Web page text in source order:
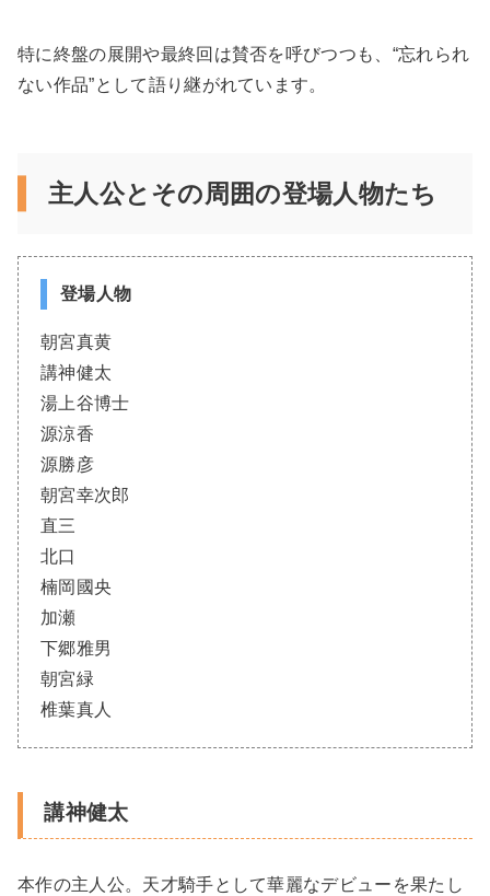
特に終盤の展開や最終回は賛否を呼びつつも、“忘れられ
ない作品”として語り継がれています。
主人公とその周囲の登場人物たち
登場人物
朝宮真黄
講神健太
湯上谷博士
源涼香
源勝彦
朝宮幸次郎
直三
北口
楠岡國央
加瀬
下郷雅男
朝宮緑
椎葉真人
講神健太
本作の主人公。天才騎手として華麗なデビューを果たし